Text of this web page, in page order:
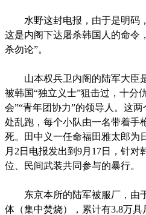
水野这封电报，由于是明码，
这是内阁下达屠杀韩国人的命令
杀勿论”。
山本权兵卫内阁的陆军大臣是
被韩国“独立义士”狙击过，十分
会”“青年团协力”的领导人。这
处乱跑，每个小队由一名带着手
死。田中义一任命福田雅太郎为
月2日电报发出到9月17日，针
位、民间武装共同参与的暴行。
东京本所的陆军被服厂，由于
体（集中焚烧），累计有3.8万